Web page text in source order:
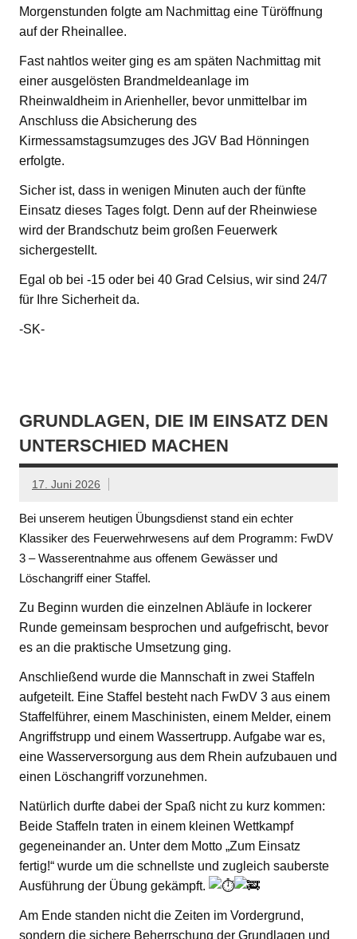
Morgenstunden folgte am Nachmittag eine Türöffnung
auf der Rheinallee.
Fast nahtlos weiter ging es am späten Nachmittag mit
einer ausgelösten Brandmeldeanlage im
Rheinwaldheim in Arienheller, bevor unmittelbar im
Anschluss die Absicherung des
Kirmessamstagsumzuges des JGV Bad Hönningen
erfolgte.
Sicher ist, dass in wenigen Minuten auch der fünfte
Einsatz dieses Tages folgt. Denn auf der Rheinwiese
wird der Brandschutz beim großen Feuerwerk
sichergestellt.
Egal ob bei -15 oder bei 40 Grad Celsius, wir sind 24/7
für Ihre Sicherheit da.
-SK-
GRUNDLAGEN, DIE IM EINSATZ DEN
UNTERSCHIED MACHEN
17. Juni 2026
Bei unserem heutigen Übungsdienst stand ein echter
Klassiker des Feuerwehrwesens auf dem Programm: FwDV
3 – Wasserentnahme aus offenem Gewässer und
Löschangriff einer Staffel.
Zu Beginn wurden die einzelnen Abläufe in lockerer
Runde gemeinsam besprochen und aufgefrischt, bevor
es an die praktische Umsetzung ging.
Anschließend wurde die Mannschaft in zwei Staffeln
aufgeteilt. Eine Staffel besteht nach FwDV 3 aus einem
Staffelführer, einem Maschinisten, einem Melder, einem
Angriffstrupp und einem Wassertrupp. Aufgabe war es,
eine Wasserversorgung aus dem Rhein aufzubauen und
einen Löschangriff vorzunehmen.
Natürlich durfte dabei der Spaß nicht zu kurz kommen:
Beide Staffeln traten in einem kleinen Wettkampf
gegeneinander an. Unter dem Motto „Zum Einsatz
fertig!“ wurde um die schnellste und zugleich sauberste
Ausführung der Übung gekämpft.
Am Ende standen nicht die Zeiten im Vordergrund,
sondern die sichere Beherrschung der Grundlagen und